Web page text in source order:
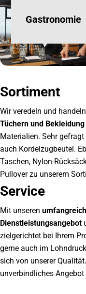
Gastronomie
Sortiment
Wir veredeln und
Tüchern und Bekleidung
Materialien. Sehr
auch Kordelzugbeutel.
Taschen, Nylon-
Pullover zu unserem
Service
Mit unseren
Dienstleistungsangebot
zielgerichtet bei Ihrem
gerne auch im
sich von unserer
unverbindliches